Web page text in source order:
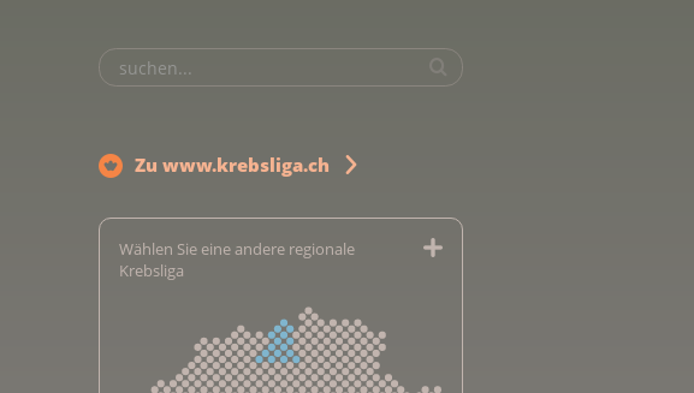
Zu www.krebsliga.ch
Wählen Sie eine andere regionale
Krebsliga